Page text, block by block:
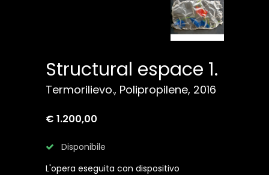
Structural espace 1.
Termorilievo., Polipropilene, 2016
€ 1.200,00
Disponibile
L'opera eseguita con dispositivo